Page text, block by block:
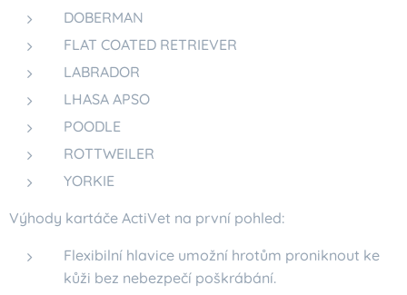
DOBERMAN
FLAT COATED RETRIEVER
LABRADOR
LHASA APSO
POODLE
ROTTWEILER
YORKIE
Výhody kartáče ActiVet na první pohled:
Flexibilní hlavice umožní hrotům proniknout ke
kůži bez nebezpečí poškrábání.